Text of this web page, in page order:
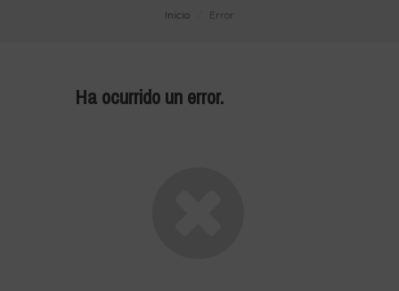
Inicio Error
Ha ocurrido un error.